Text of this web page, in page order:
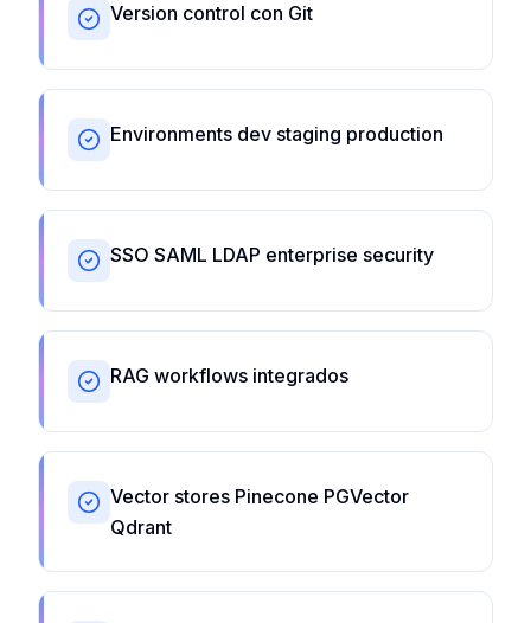
Version control con Git
Environments dev staging production
SSO SAML LDAP enterprise security
RAG workflows integrados
Vector stores Pinecone PGVector
Qdrant